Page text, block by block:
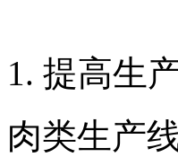
1. 提高生
肉类生产